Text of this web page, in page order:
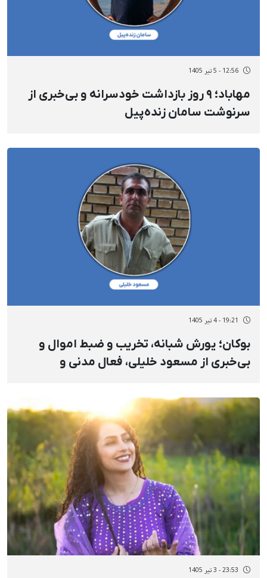
12:56 - 5 تیر 1405
مهاباد؛ ۹ روز بازداشت خودسرانه و بی‌خبری از
سرنوشت سامان زنده‌پیل
19:21 - 4 تیر 1405
بوکان؛ یورش شبانه، تخریب و ضبط اموال و
بی‌خبری از مسعود خلیلی، فعال مدنی و
بازداشت او
23:53 - 3 تیر 1405